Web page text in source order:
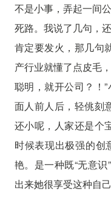
不是小事，弄起一间
死路。我说了几句，
肯定要发火，那几句
产行业就懂了点皮毛
聪明，就开公司？！
面人前人后，轻佻刻
还小呢，人家还是个
时候表现出极强的创
艳。是一种既“无意识
出来她很享受这种自